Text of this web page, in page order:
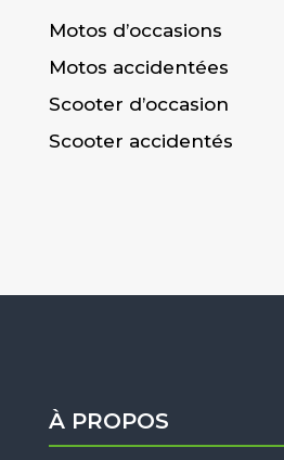
Motos d’occasions
Motos accidentées
Scooter d’occasion
Scooter accidentés
À PROPOS